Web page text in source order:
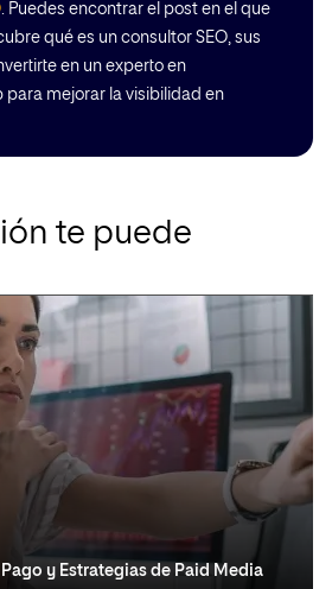
. Puedes encontrar el post en el que
qué es un consultor SEO, sus
en un experto en
mejorar la visibilidad en
te puede
y Estrategias de Paid Media